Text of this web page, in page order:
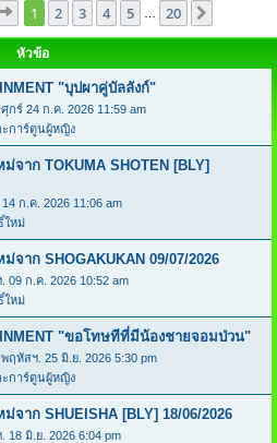
หน้า จากทั้งหมด 20
1 2 3 4 5 20
หัวข้อ
"บุปผาคู่บัลลังก์"
ศุกร์ 24 ก.ค. 2026 11:59 am
การ์ตูนผู้หญิง
จาก TOKUMA SHOTEN [BLY]
14 ก.ค. 2026 11:06 am
ใหม่
จาก SHOGAKUKAN 09/07/2026
09 ก.ค. 2026 10:52 am
ใหม่
"ขอโทษทีที่มีน้องชายจอมป่วน"
พฤหัสฯ. 25 มิ.ย. 2026 5:30 pm
การ์ตูนผู้หญิง
จาก SHUEISHA [BLY] 18/06/2026
18 มิ.ย. 2026 6:04 pm